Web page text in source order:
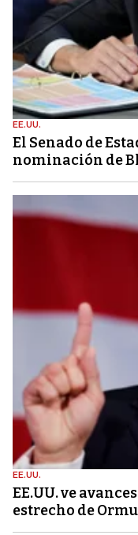
EE.UU.
El Senado de
nominación de
EE.UU.
EE.UU. ve
estrecho de